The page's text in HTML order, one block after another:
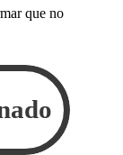
que no